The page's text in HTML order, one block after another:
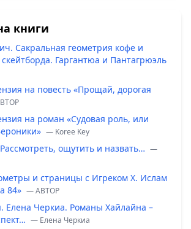
книги
Сакральная геометрия кофе и
Гаргантюа и Пантагрюэль
на повесть «Прощай, дорогая
на роман «Судовая роль, или
— Koree Key
ощутить и назвать… —
и страницы с Игреком Х. Ислам
84» — ABTOP
Елена Черкиа. Романы Хайлайна –
— Елена Черкиа